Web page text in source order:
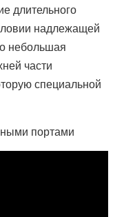
длительного
надлежащей
небольшая
части
специальной
портами